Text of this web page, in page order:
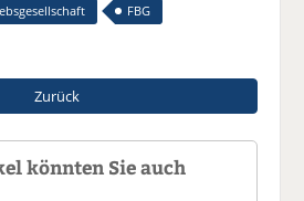
FBG
Zurück
könnten Sie auch